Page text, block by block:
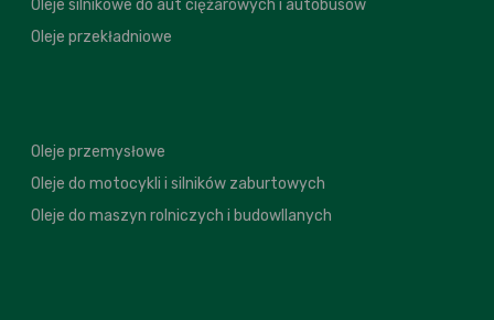
Oleje silnikowe do aut ciężarowych i autobusów
Oleje przekładniowe
Oleje przemysłowe
Oleje do motocykli i silników zaburtowych
Oleje do maszyn rolniczych i budowllanych